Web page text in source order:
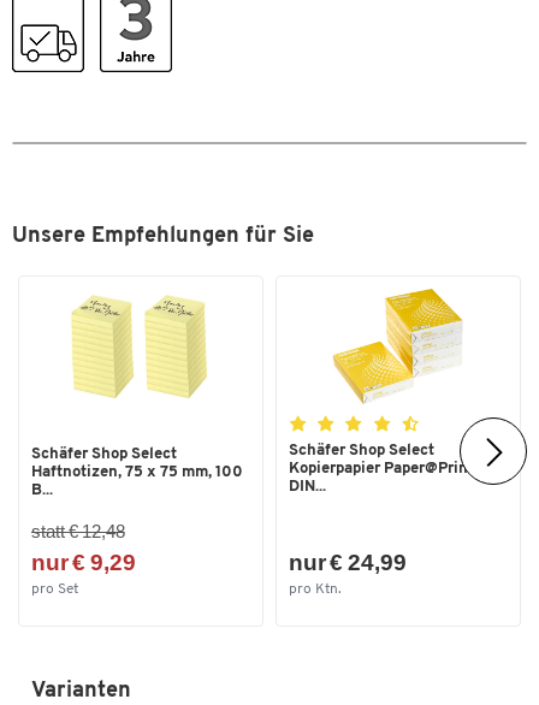
Maße
Breite [mm]
Unsere Empfehlungen für Sie
Schäfer Shop Select
Haftnotizen, 75 x 75 mm, 100
B...
statt € 12,48
nur € 9,29
pro Set
Schäfer Shop Select
Kopierpapier Paper@Print,
DIN...
nur € 24,99
pro Ktn.
Varianten